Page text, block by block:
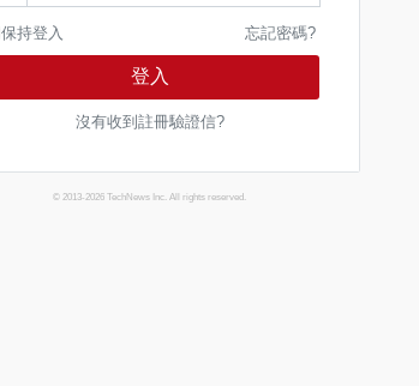
保持登入 忘記密碼?
登入
沒有收到註冊驗證信?
© 2013-2026 TechNews Inc. All rights reserved.